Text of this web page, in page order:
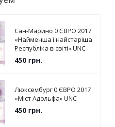
Сан-Марино 0 ЄВРО 2017
«Найменша і найстаріша
Республіка в світі» UNC
450грн.
Люксембург 0 ЄВРО 2017
«Міст Адольфа» UNC
450грн.